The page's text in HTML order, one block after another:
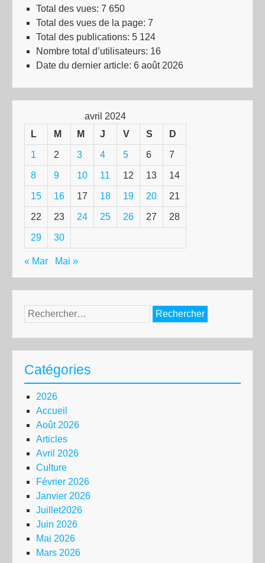
Total des vues: 7 650
Total des vues de la page: 7
Total des publications: 5 124
Nombre total d’utilisateurs: 16
Date du dernier article: 6 août 2026
avril 2024
L
M M J V S D
1 2 3 4 5 6 7
8 9 10 11 12 13 14
15 16 17 18 19 20 21
22 23 24 25 26 27 28
29 30
« Mar Mai »
Rechercher :
Catégories
2026
Accueil
Août 2026
Articles
Avril 2026
Culture
Février 2026
Janvier 2026
Juillet2026
Juin 2026
Mai 2026
Mars 2026